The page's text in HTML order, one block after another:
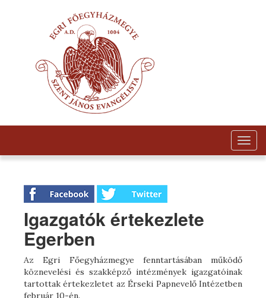
Igazgatók értekezlete
Egerben
Az Egri Főegyházmegye fenntartásában működő
köznevelési és szakképző intézmények igazgatóinak
tartottak értekezletet az Érseki Papnevelő Intézetben
február 10-én.